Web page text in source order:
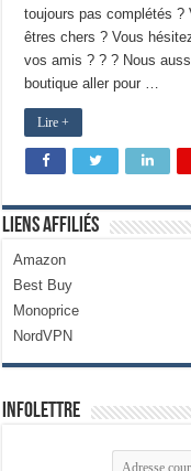
toujours pas complétés ?
êtres chers ? Vous
vos amis ? ? ? Nous
boutique aller pour …
Lire +
Liens Affiliés
Amazon
Best Buy
Monoprice
NordVPN
Infolettre